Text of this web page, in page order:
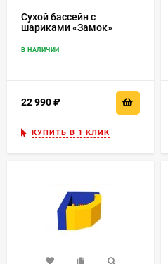
Сухой бассейн с
шариками «Замок»
В НАЛИЧИИ
22 990
КУПИТЬ В 1 КЛИК